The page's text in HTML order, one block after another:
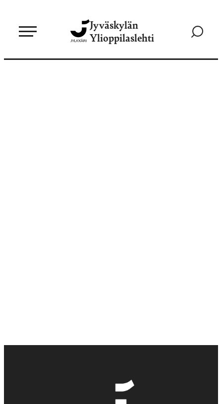
sisältöön
Jyväskylän
Ylioppilaslehti
Siirry